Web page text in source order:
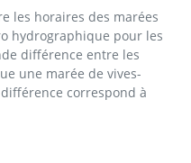
les horaires des marées
hydrographique pour les
différence entre les
une marée de vives-
correspond à